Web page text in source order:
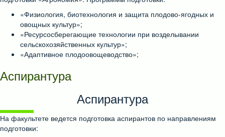
«Физиология, биотехнология и защита плодово-ягодных и
овощных культур»;
«Ресурсосберегающие технологии при возделывании
сельскохозяйственных культур»;
«Адаптивное плодоовощеводство»;
Аспирантура
Аспирантура
На факультете ведется подготовка аспирантов по направлениям
подготовки: